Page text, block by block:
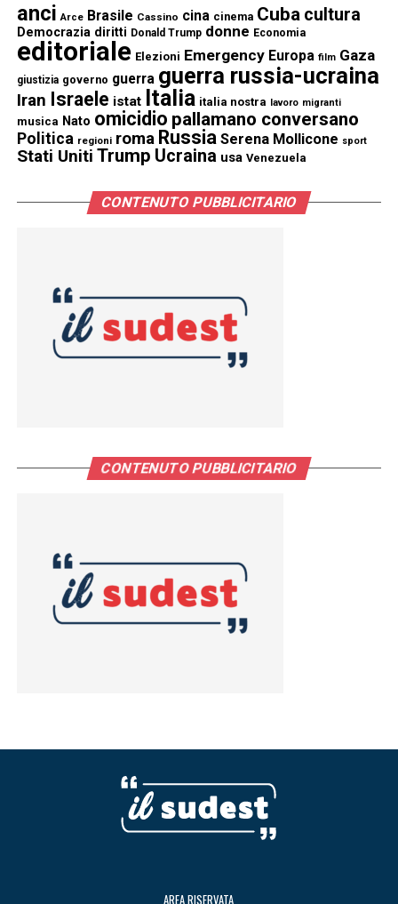
anci Arce Brasile Cassino cina cinema Cuba cultura
Democrazia diritti Donald Trump donne Economia
editoriale Elezioni Emergency Europa film Gaza
giustizia governo guerra guerra russia-ucraina
Iran Israele istat Italia italia nostra lavoro migranti
musica Nato omicidio pallamano conversano
Politica regioni roma Russia Serena Mollicone sport
Stati Uniti Trump Ucraina usa Venezuela
CONTENUTO PUBBLICITARIO
CONTENUTO PUBBLICITARIO
AREA RISERVATA